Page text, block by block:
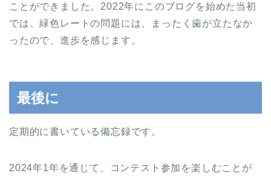
ことができました。2022年にこのブログを始めた当初
では、緑色レートの問題には、まったく歯が立たなか
ったので、進歩を感じます。
最後に
定期的に書いている備忘録です。
2024年1年を通じて、コンテスト参加を楽しむことが